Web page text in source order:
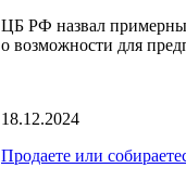
️ЦБ РФ назвал
о возможности для
18.12.2024
Продаете или